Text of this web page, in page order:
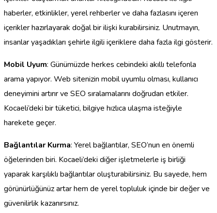
haberler, etkinlikler, yerel rehberler ve daha fazlasını içeren
içerikler hazırlayarak doğal bir ilişki kurabilirsiniz. Unutmayın,
insanlar yaşadıkları şehirle ilgili içeriklere daha fazla ilgi gösterir.
Mobil Uyum: Günümüzde herkes cebindeki akıllı telefonla
arama yapıyor. Web sitenizin mobil uyumlu olması, kullanıcı
deneyimini artırır ve SEO sıralamalarını doğrudan etkiler.
Kocaeli’deki bir tüketici, bilgiye hızlıca ulaşma isteğiyle
harekete geçer.
Bağlantılar Kurma: Yerel bağlantılar, SEO’nun en önemli
öğelerinden biri. Kocaeli’deki diğer işletmelerle iş birliği
yaparak karşılıklı bağlantılar oluşturabilirsiniz. Bu sayede, hem
görünürlüğünüz artar hem de yerel topluluk içinde bir değer ve
güvenilirlik kazanırsınız.